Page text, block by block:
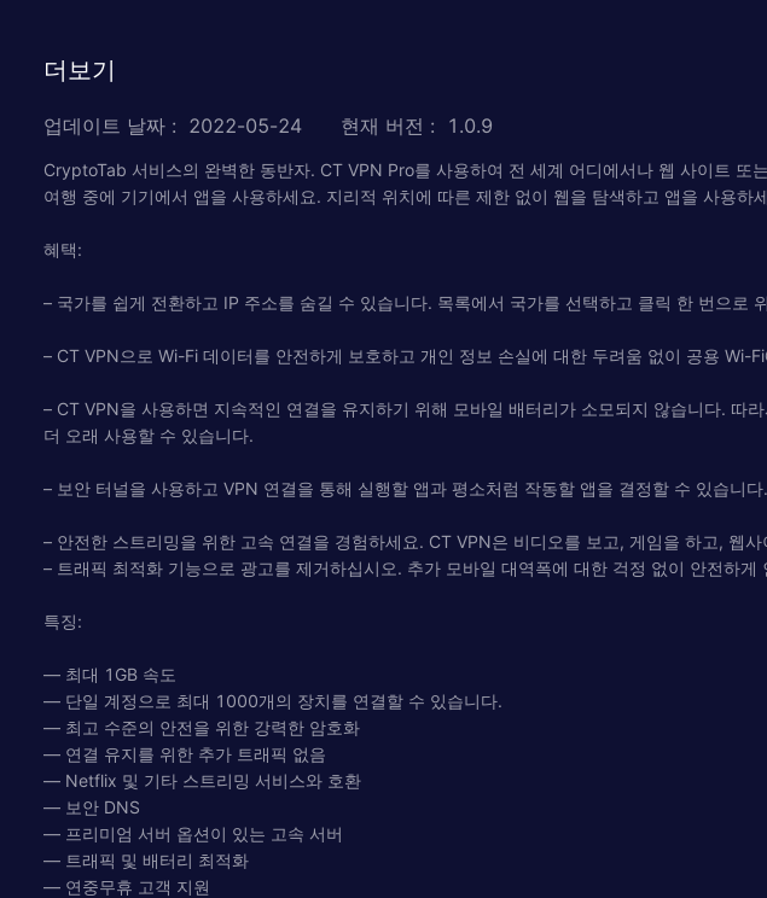
더보기
업데이트 날짜 : 2022-05-24 현재 버전 : 1.0.9
CryptoTab 서비스의 완벽한 동반자. CT VPN Pro를 사용하여 전 세계 어디에서나 웹 사이트
여행 중에 기기에서 앱을 사용하세요. 지리적 위치에 따른 제한 없이 웹을 탐색하고 앱을 사용
혜택:
– 국가를 쉽게 전환하고 IP 주소를 숨길 수 있습니다. 목록에서 국가를 선택하고 클릭 한 번으로
– CT VPN으로 Wi-Fi 데이터를 안전하게 보호하고 개인 정보 손실에 대한 두려움 없이 공용
– CT VPN을 사용하면 지속적인 연결을 유지하기 위해 모바일 배터리가 소모되지 않습니다.
더 오래 사용할 수 있습니다.
– 보안 터널을 사용하고 VPN 연결을 통해 실행할 앱과 평소처럼 작동할 앱을 결정할 수 있습니다.
– 안전한 스트리밍을 위한 고속 연결을 경험하세요. CT VPN은 비디오를 보고, 게임을 하고, 웹
– 트래픽 최적화 기능으로 광고를 제거하십시오. 추가 모바일 대역폭에 대한 걱정 없이 안전하
특징:
— 최대 1GB 속도
— 단일 계정으로 최대 1000개의 장치를 연결할 수 있습니다.
— 최고 수준의 안전을 위한 강력한 암호화
— 연결 유지를 위한 추가 트래픽 없음
— Netflix 및 기타 스트리밍 서비스와 호환
— 보안 DNS
— 프리미엄 서버 옵션이 있는 고속 서버
— 트래픽 및 배터리 최적화
— 연중무휴 고객 지원